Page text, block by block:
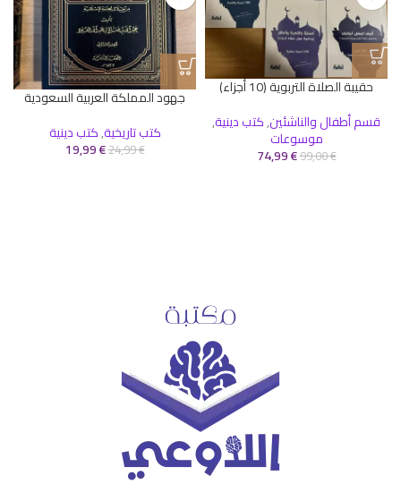
حقيبة الصلاة التربوية (10 أجزاء)
قسم أطفال والناشئين,كتب دينية,
موسوعات
99,00€
74,99€
جهود المملكة العربية السعودية
كتب تاريخية,كتب دينية
24,99€
19,99€